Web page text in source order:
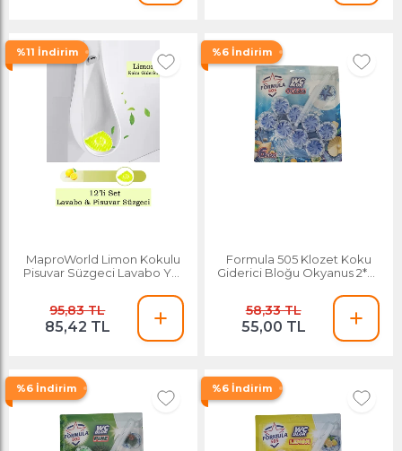
%11 İndirim
MaproWorld Limon Kokulu
Pisuvar Süzgeci Lavabo Yer
Tuvalet Matı
95,83 TL
85,42 TL
%6 İndirim
Formula 505 Klozet Koku
Giderici Bloğu Okyanus 2*50
58,33 TL
55,00 TL
%6 İndirim %6 İndirim